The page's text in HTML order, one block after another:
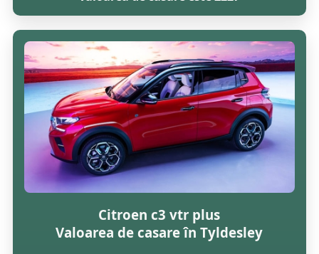
Citroen c3 vtr plus
Valoarea de casare în Tyldesley